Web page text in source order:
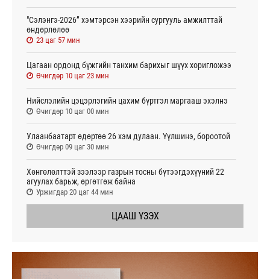
"Сэлэнгэ-2026” хэмтэрсэн хээрийн сургууль амжилттай
өндөрлөлөө
23 цаг 57 мин
Цагаан ордонд бүжгийн танхим барихыг шүүх хоригложээ
Өчигдөр 10 цаг 23 мин
Нийслэлийн цэцэрлэгийн цахим бүртгэл маргааш эхэлнэ
Өчигдөр 10 цаг 00 мин
Улаанбаатарт өдөртөө 26 хэм дулаан. Үүлшинэ, бороотой
Өчигдөр 09 цаг 30 мин
Хөнгөлөлттэй зээлээр газрын тосны бүтээгдэхүүний 22
агуулах барьж, өргөтгөж байна
Уржигдар 20 цаг 44 мин
ЦААШ ҮЗЭХ